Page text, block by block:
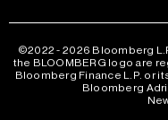
©2022 - 2026 Bloomberg
the BLOOMBERG logo are
Bloomberg Finance L.P. or
Bloomberg